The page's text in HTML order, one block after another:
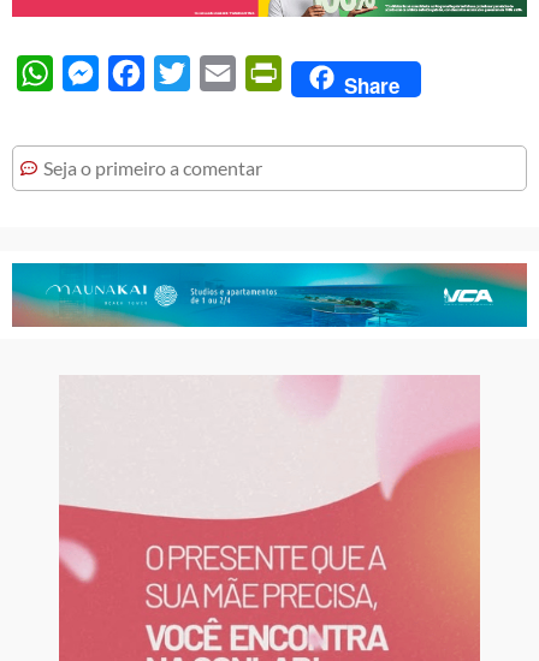
WhatsAppMessengerFacebook
Twitter Email PrintFriendly
Share
Seja o primeiro a comentar